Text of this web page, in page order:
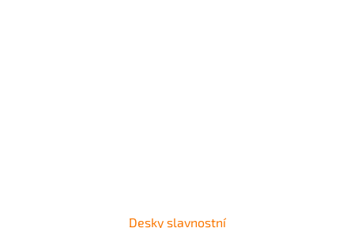
Desky slavnostní